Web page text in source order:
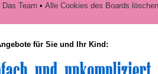
Das Team • Alle Cookies des Boards löschen
für Sie und Ihr Kind: